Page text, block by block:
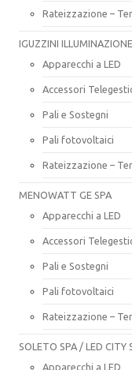
Rateizzazione –
IGUZZINI
Apparecchi a LED
Accessori
Pali e Sostegni
Pali fotovoltaici
Rateizzazione –
MENOWATT GE SPA
Apparecchi a LED
Accessori
Pali e Sostegni
Pali fotovoltaici
Rateizzazione –
SOLETO SPA / LED CITY
Apparecchi a LED